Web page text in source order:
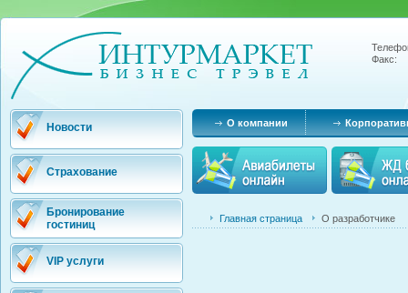
Факс:
Новости
Страхование
Бронирование
гостиниц
VIP услуги
О компании
Главная страница О разработчике